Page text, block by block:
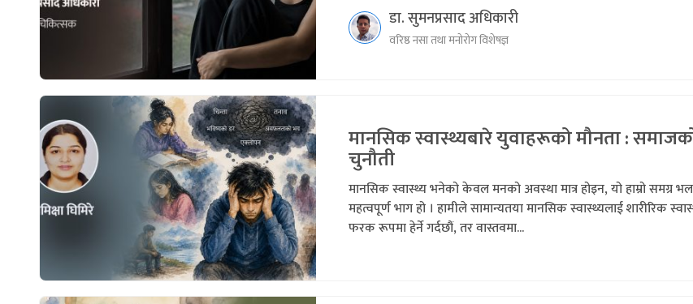
डा. सुमनप्रसाद अधिकारी
वरिष्ठ नसा तथा मनोरोग विशेषज्ञ
मानसिक स्वास्थ्यबारे युवाहरूको मौनता :
चुनौती
मानसिक स्वास्थ्य भनेको केवल मनको अवस्था मात्र होइन, यो हाम्रो समग्र
महत्वपूर्ण भाग हो । हामीले सामान्यतया मानसिक स्वास्थ्यलाई शारीरिक
फरक रूपमा हेर्ने गर्दछौं, तर वास्तवमा...